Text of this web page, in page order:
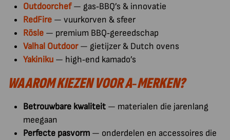
Outdoorchef — gas‑BBQ’s & innovatie
RedFire — vuurkorven & sfeer
Rösle — premium BBQ‑gereedschap
Valhal Outdoor — gietijzer & Dutch ovens
Yakiniku — high‑end kamado’s
WAAROM KIEZEN VOOR A‑MERKEN?
Betrouwbare kwaliteit — materialen die jarenlang
meegaan
Perfecte pasvorm — onderdelen en accessoires die